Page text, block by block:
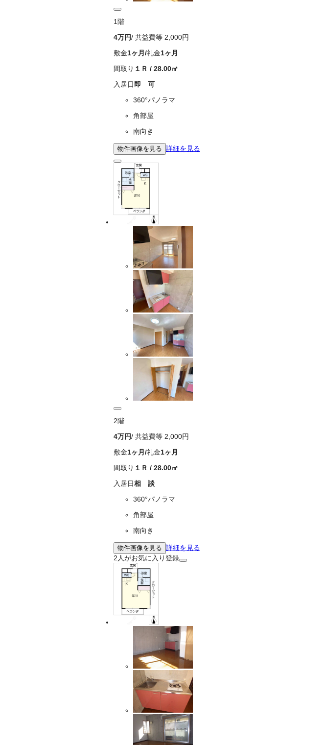
1 階
4万円/ 共益費等 2,000円
敷金1ヶ月 /礼金1ヶ月
間取り １Ｒ / 28.00㎡
入居日 即 可
360°パノラマ
角部屋
南向き
物件画像を見る 詳細を見る
2階
4万円/ 共益費等 2,000円
敷金1ヶ月 /礼金1ヶ月
間取り １Ｒ / 28.00㎡
入居日相 談
360°パノラマ
角部屋
南向き
物件画像を見る 詳細を見る
2 人がお気に入り登録